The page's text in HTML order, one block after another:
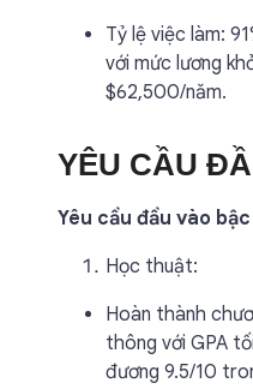
Tỷ lệ việc làm:
với mức lương
$62,500/năm.
YÊU CẦU
Yêu cầu đầu vào
Học thuật:
Hoàn thành
thông với GPA
đương 9.5/10